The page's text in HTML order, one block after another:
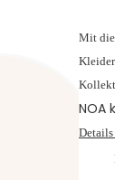
Mit
NOA